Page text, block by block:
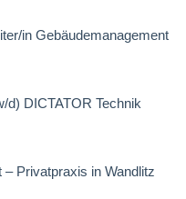
in Gebäudemanagement
d) DICTATOR Technik
Privatpraxis in Wandlitz